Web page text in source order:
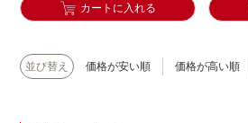
カートに入れる
並び替え 価格が安い順 価格が高い順